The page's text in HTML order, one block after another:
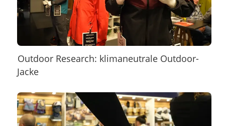
Outdoor Research: klimaneutrale Outdoor-
Jacke